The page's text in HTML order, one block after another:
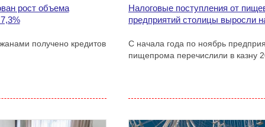
рост объема
получено кредитов
Налоговые поступления от
предприятий столицы выросли
С начала года по ноябрь
пищепрома перечислили в казну